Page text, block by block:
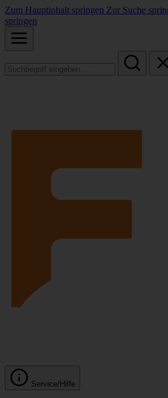
Zum Hauptinhalt springen Zur Suche
springen
Service/Hilfe